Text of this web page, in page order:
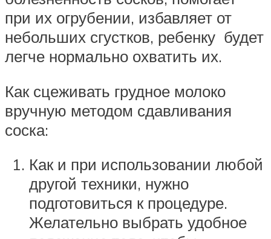
при их огрубении, избавляет от
небольших сгустков, ребенку будет
легче нормально охватить их.
Как сцеживать грудное молоко
вручную методом сдавливания
соска:
Как и при использовании любой
другой техники, нужно
подготовиться к процедуре.
Желательно выбрать удобное